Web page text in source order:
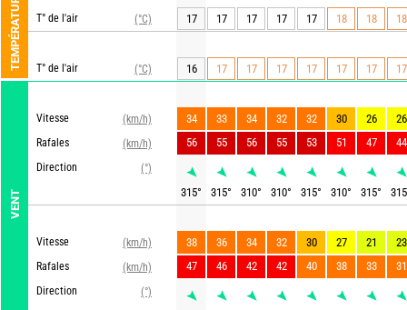
TEMPÉRATURE T° de l'air (°C)
T° de l'air (°C)
VENT
Vitesse
(km/h)
Rafales
(km/h)
Direction
(°)
Vitesse
(km/h)
Rafales
(km/h)
Direction
(°)
17 17 17 17 17 18 18 18
16 17 17 17 17 17 17 17
34 33 34 32 32 30 26
26
56
55 56 55 53 51 47 44
315° 315° 310° 310° 315° 310° 315° 315
38 36 34 32 30 27 21
23
47
46 42 42 40 38 33 31